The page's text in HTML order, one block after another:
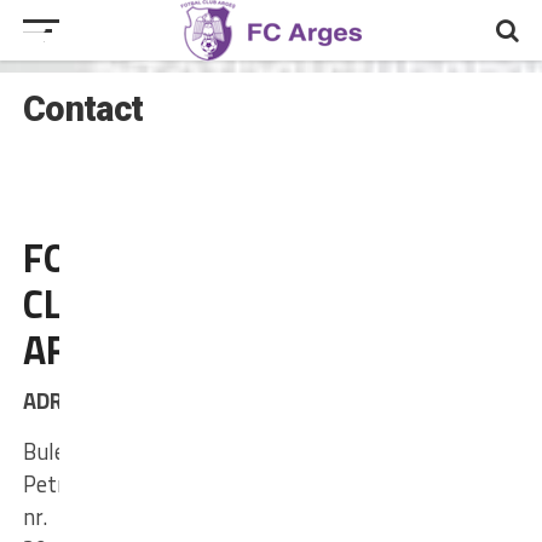
Contact
FOTBAL
CLUB
ARGEȘ
ADRESA
Bulevardul
Petrochimistilor,
nr.